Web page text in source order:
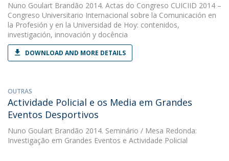
Nuno Goulart Brandão 2014. Actas do Congreso CUICIID 2014 –
Congreso Universitario Internacional sobre la Comunicación en
la Profesión y en la Universidad de Hoy: contenidos,
investigación, innovación y docência
DOWNLOAD AND MORE DETAILS
OUTRAS
Actividade Policial e os Media em Grandes
Eventos Desportivos
Nuno Goulart Brandão 2014. Seminário / Mesa Redonda:
Investigação em Grandes Eventos e Actividade Policial